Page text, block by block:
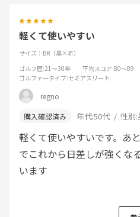
軽くて使いやすい
サイズ：BR（黒×赤）
ゴルフ歴:21～30年 平均スコア:80～89
ゴルファータイプ:セミアスリート
regno
年代:50代 性別:
軽くて使いやすいです。あ
でこれから日差しが強くな
います